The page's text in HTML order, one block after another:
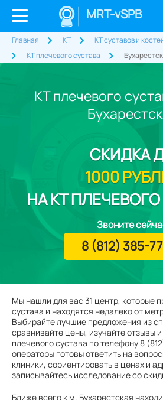
MRT-vSPB
Главная КТ
КТ суставов и
КТ плечевого сустава
КТ плечевого
Мы нашли для вас 31 центр, которые
сустава и находятся недалеко от
Выбирайте лучшие предложения из
сравнивайте цены, изучайте отзывы
плечевого сустава по телефону 8
операторы готовы ответить на
клиники, сориентировать в ценах и
записывайтесь исследование со
Ближе всего к м. Бухарестская
СКИДКА
1000
НА КТ
Звоните
8 (812) 385-